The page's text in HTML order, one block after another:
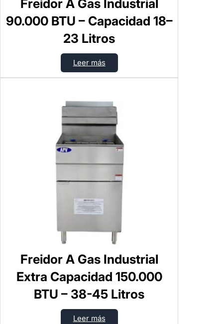
Freidor A Gas Industrial
90.000 BTU – Capacidad 18–
23 Litros
Leer más
Freidor A Gas Industrial
Extra Capacidad 150.000
BTU – 38-45 Litros
Leer más